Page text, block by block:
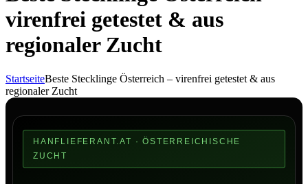
virenfrei getestet & aus
regionaler Zucht
StartseiteBeste Stecklinge Österreich – virenfrei getestet & aus
regionaler Zucht
HANFLIEFERANT.AT · ÖSTERREICHISCHE
ZUCHT